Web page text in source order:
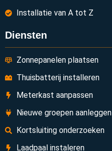
Installatie van A tot Z
Diensten
Zonnepanelen plaatsen
Thuisbatterij installeren
Meterkast aanpassen
Nieuwe groepen aanleggen
Kortsluiting onderzoeken
Laadpaal instaleren